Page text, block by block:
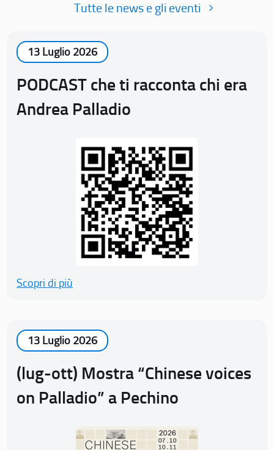
Tutte le news e gli eventi
13 Luglio 2026
PODCAST che ti racconta chi era
Andrea Palladio
Scopri di più
13 Luglio 2026
(lug-ott) Mostra “Chinese voices
on Palladio” a Pechino